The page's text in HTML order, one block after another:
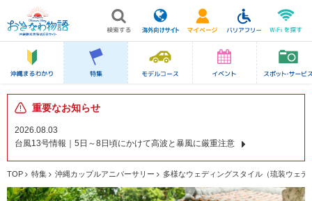
重要なお知らせ
2026.08.03
台風13号情報｜5日～8日頃にかけて高波と暴風に厳重注意
TOP 特集 沖縄カップルアニバーサリー 多様なウェディングスタイル（琉装ウェデ